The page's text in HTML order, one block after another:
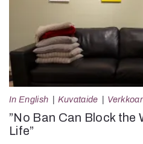
In English Kuvataide
”No Ban Can Block the
Life”